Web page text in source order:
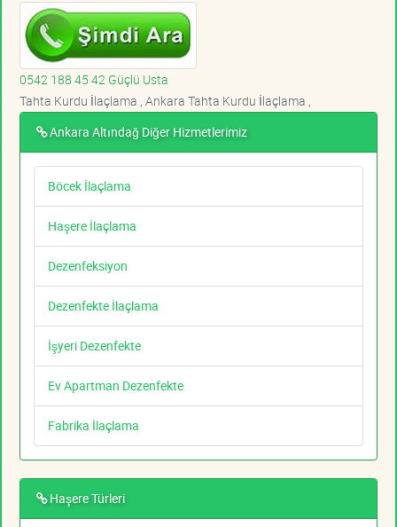
0542 188 45 42 Güçlü Usta
Tahta Kurdu İlaçlama , Ankara Tahta Kurdu İlaçlama ,
Ankara Altındağ Diğer Hizmetlerimiz
Böcek İlaçlama
Haşere İlaçlama
Dezenfeksiyon
Dezenfekte İlaçlama
İşyeri Dezenfekte
Ev Apartman Dezenfekte
Fabrika İlaçlama
Haşere Türleri